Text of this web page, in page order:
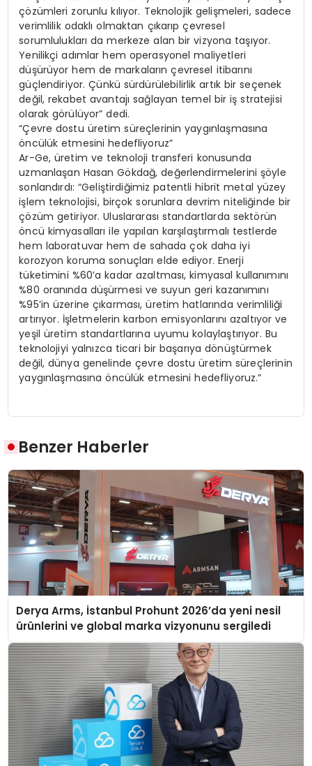
çözümleri zorunlu kılıyor. Teknolojik gelişmeleri, sadece
verimlilik odaklı olmaktan çıkarıp çevresel
sorumlulukları da merkeze alan bir vizyona taşıyor.
Yenilikçi adımlar hem operasyonel maliyetleri
düşürüyor hem de markaların çevresel itibarını
güçlendiriyor. Çünkü sürdürülebilirlik artık bir seçenek
değil, rekabet avantajı sağlayan temel bir iş stratejisi
olarak görülüyor” dedi.
“Çevre dostu üretim süreçlerinin yaygınlaşmasına
öncülük etmesini hedefliyoruz”
Ar-Ge, üretim ve teknoloji transferi konusunda
uzmanlaşan Hasan Gökdağ, değerlendirmelerini şöyle
sonlandırdı: “Geliştirdiğimiz patentli hibrit metal yüzey
işlem teknolojisi, birçok sorunlara devrim niteliğinde bir
çözüm getiriyor. Uluslararası standartlarda sektörün
öncü kimyasalları ile yapılan karşılaştırmalı testlerde
hem laboratuvar hem de sahada çok daha iyi
korozyon koruma sonuçları elde ediyor. Enerji
tüketimini %60’a kadar azaltması, kimyasal kullanımını
%80 oranında düşürmesi ve suyun geri kazanımını
%95’in üzerine çıkarması, üretim hatlarında verimliliği
artırıyor. İşletmelerin karbon emisyonlarını azaltıyor ve
yeşil üretim standartlarına uyumu kolaylaştırıyor. Bu
teknolojiyi yalnızca ticari bir başarıya dönüştürmek
değil, dünya genelinde çevre dostu üretim süreçlerinin
yaygınlaşmasına öncülük etmesini hedefliyoruz.”
Benzer Haberler
Derya Arms, İstanbul Prohunt 2026’da yeni nesil
ürünlerini ve global marka vizyonunu sergiledi